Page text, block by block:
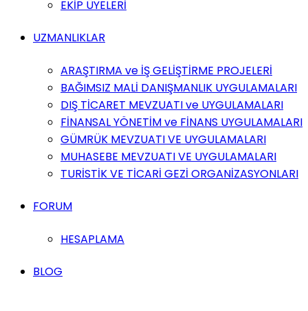
EKİP ÜYELERİ
UZMANLIKLAR
ARAŞTIRMA ve İŞ GELİŞTİRME PROJELERİ
BAĞIMSIZ MALİ DANIŞMANLIK UYGULAMALARI
DIŞ TİCARET MEVZUATI ve UYGULAMALARI
FİNANSAL YÖNETİM ve FİNANS UYGULAMALARI
GÜMRÜK MEVZUATI VE UYGULAMALARI
MUHASEBE MEVZUATI VE UYGULAMALARI
TURİSTİK VE TİCARİ GEZİ ORGANİZASYONLARI
FORUM
HESAPLAMA
BLOG